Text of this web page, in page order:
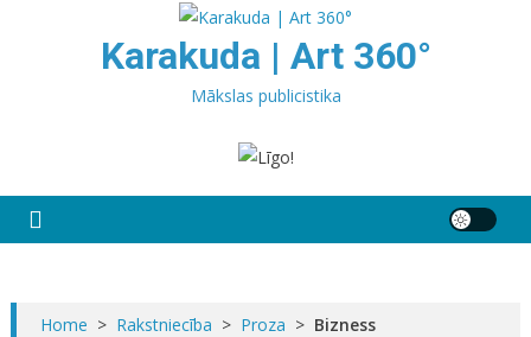
Karakuda | Art 360°
Mākslas publicistika
Home > Rakstniecība > Proza > Bizness